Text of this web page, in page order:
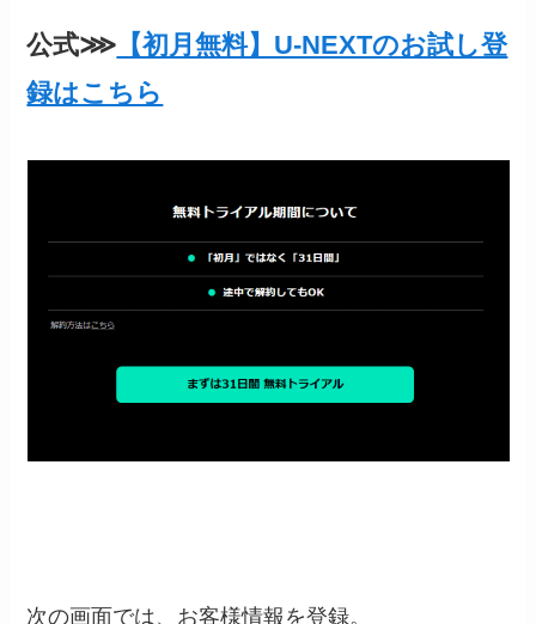
公式⋙ 【初月無料】U-NEXTのお試し登
録はこちら
次の画面では、お客様情報を登録。